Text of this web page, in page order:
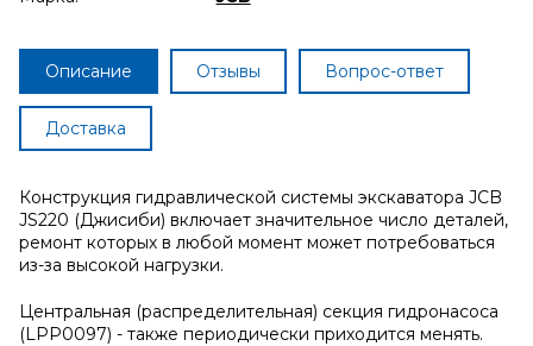
Описание Отзывы Вопрос-ответ
Доставка
Конструкция гидравлической системы экскаватора JCB
JS220 (Джисиби) включает значительное число деталей,
ремонт которых в любой момент может потребоваться
из-за высокой нагрузки.
Центральная (распределительная) секция гидронасоса
(LPP0097) - также периодически приходится менять.